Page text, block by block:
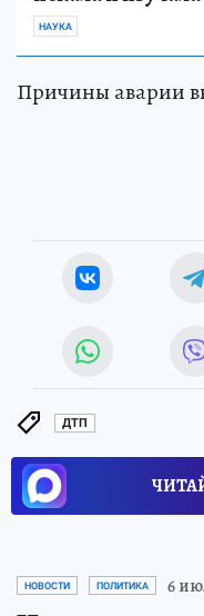
НАУКА
Причины аварии
ДТП
НОВОСТИ ПОЛИТИКА 6